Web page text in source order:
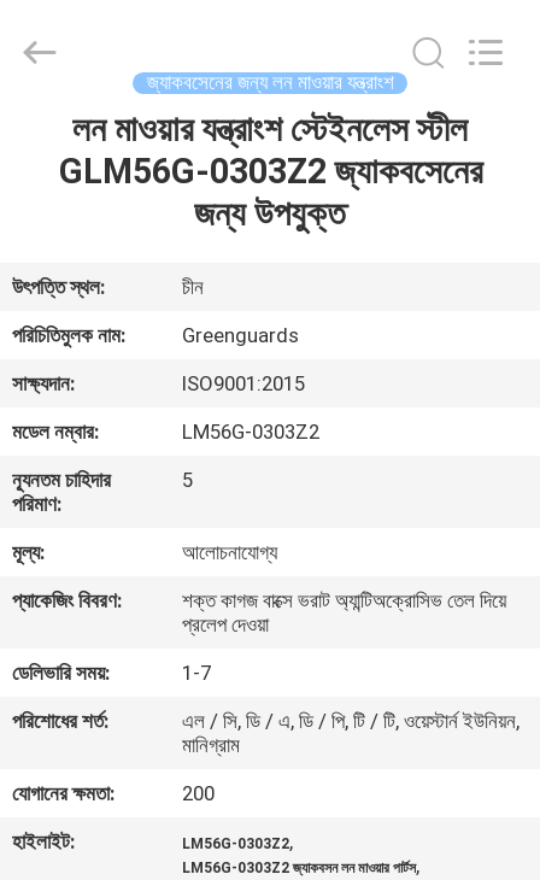
আমাদের
সম্পর্কে
কারখানা
ভ্রমণ
নিয়ন্ত্রণ
করুন
উদ্ধৃতির
Trading
জ্যাকবসেনের জন্য লন মাওয়ার যন্ত্রাংশ
লন মাওয়ার যন্ত্রাংশ স্টেইনলেস স্টীল
GLM56G-0303Z2 জ্যাকবসেনের
জন্য উপযুক্ত
উৎপত্তি স্থল:
চীন
পরিচিতিমুলক নাম:
Greenguards
সাক্ষ্যদান:
ISO9001:2015
মডেল নম্বার:
LM56G-0303Z2
ন্যূনতম চাহিদার
পরিমাণ:
5
মূল্য:
আলোচনাযোগ্য
প্যাকেজিং বিবরণ:
শক্ত কাগজ বাক্সে ভরাট অ্যান্টিঅক্রোসিভ তেল দিয়ে
প্রলেপ দেওয়া
ডেলিভারি সময়:
1-7
পরিশোধের শর্ত:
এল / সি, ডি / এ, ডি / পি, টি / টি, ওয়েস্টার্ন ইউনিয়ন,
মানিগ্রাম
যোগানের ক্ষমতা:
200
হাইলাইট:
LM56G-0303Z2,
LM56G-0303Z2 জ্যাকবসন লন মাওয়ার পার্টস,